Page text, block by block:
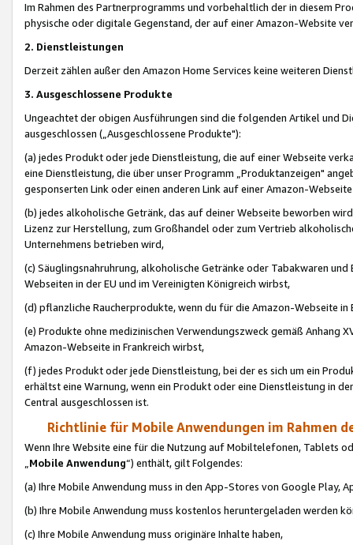
Im Rahmen des Partnerprogramms und vorbehaltlich der in diesem
physische oder digitale Gegenstand, der auf einer Amazon-Website
2. Dienstleistungen
Derzeit zählen außer den Amazon Home Services keine weiteren
3. Ausgeschlossene Produkte
Ungeachtet der obigen Ausführungen sind die folgenden Artikel und
ausgeschlossen („Ausgeschlossene Produkte"):
(a) jedes Produkt oder jede Dienstleistung, die auf einer Webseite
eine Dienstleistung, die über unser Programm „Produktanzeigen"
gesponserten Link oder einen anderen Link auf einer Amazon-
(b) jedes alkoholische Getränk, das auf deiner Webseite beworben
Lizenz zur Herstellung, zum Großhandel oder zum Vertrieb
Unternehmens betrieben wird,
(c) Säuglingsnahruhrung, alkoholische Getränke oder Tabakwaren
Webseiten in der EU und im Vereinigten Königreich wirbst,
(d) pflanzliche Raucherprodukte, wenn du für die Amazon-Webseite in
(e) Produkte ohne medizinischen Verwendungszweck gemäß Anhang
Amazon-Webseite in Frankreich wirbst,
(f) jedes Produkt oder jede Dienstleistung, bei der es sich um ein
erhältst eine Warnung, wenn ein Produkt oder eine Dienstleistung in
Central ausgeschlossen ist.
Richtlinie für Mobile Anwendungen im Rahmen
Wenn Ihre Website eine für die Nutzung auf Mobiltelefonen, Tablets
„Mobile Anwendung“) enthält, gilt Folgendes:
(a) Ihre Mobile Anwendung muss in den App-Stores von Google Play,
(b) Ihre Mobile Anwendung muss kostenlos heruntergeladen werden
(c) Ihre Mobile Anwendung muss originäre Inhalte haben,